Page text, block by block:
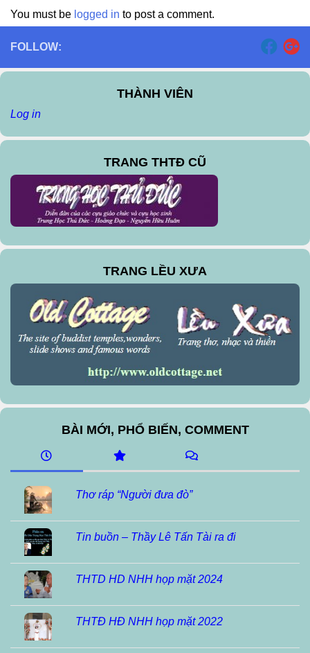
You must be logged in to post a comment.
FOLLOW:
THÀNH VIÊN
Log in
TRANG THTĐ CŨ
TRANG LỀU XƯA
BÀI MỚI, PHỔ BIẾN, COMMENT
Thơ ráp “Người đưa đò”
Tin buồn – Thầy Lê Tấn Tài ra đi
THTD HD NHH họp mặt 2024
THTĐ HĐ NHH họp mặt 2022